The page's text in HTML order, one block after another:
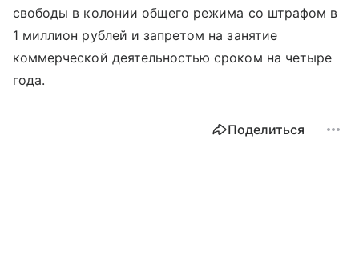
свободы в колонии общего режима со штрафом в
1 миллион рублей и запретом на занятие
коммерческой деятельностью сроком на четыре
года.
Поделиться